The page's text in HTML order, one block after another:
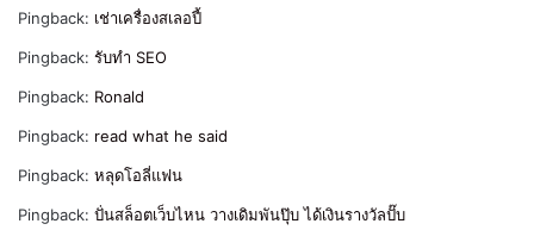
Pingback: เช่าเครื่องสเลอปี้
Pingback: รับทำ SEO
Pingback: Ronald
Pingback: read what he said
Pingback: หลุดโอลี่แฟน
Pingback: ปั่นสล็อตเว็บไหน วางเดิมพันปุ๊บ ได้เงินรางวัลปั๊บ